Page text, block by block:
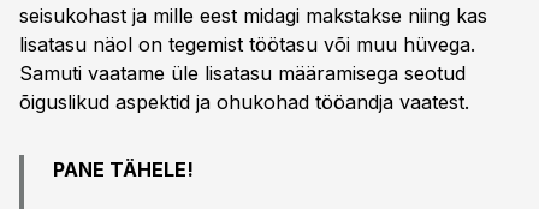
seisukohast ja mille eest midagi makstakse niing kas
lisatasu näol on tegemist töötasu või muu hüvega.
Samuti vaatame üle lisatasu määramisega seotud
õiguslikud aspektid ja ohukohad tööandja vaatest.
PANE TÄHELE!